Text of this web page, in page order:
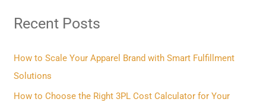
c
f
o
r
Recent Posts
How to Scale Your Apparel Brand with Smart Fulfillment
Solutions
How to Choose the Right 3PL Cost Calculator for Your